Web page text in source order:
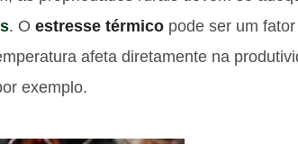
. O estresse térmico pode ser um
afeta diretamente na
exemplo.